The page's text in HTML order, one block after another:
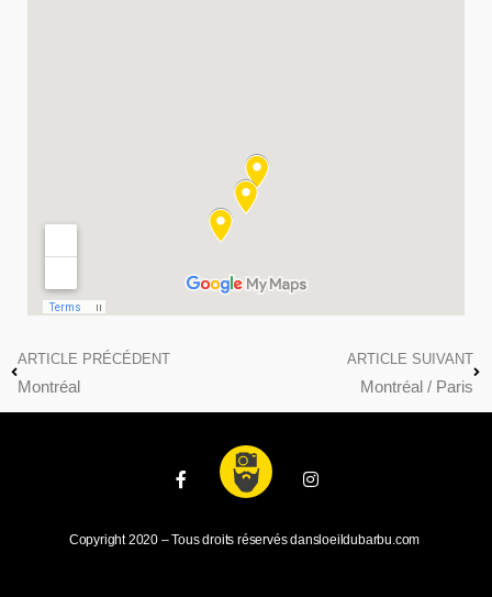
ARTICLE PRÉCÉDENT
Montréal
ARTICLE SUIVANT
Montréal / Paris
Copyright 2020 – Tous droits réservés dansloeildubarbu.com